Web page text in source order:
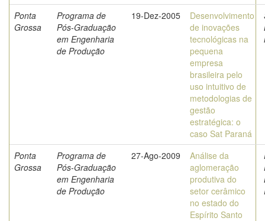
Ponta
Grossa
Programa de
Pós-Graduação
em Engenharia
de Produção
19-Dez-2005
Desenvolvimento
de inovações
tecnológicas na
pequena
empresa
brasileira pelo
uso intuitivo de
metodologias de
gestão
estratégica: o
caso Sat Paraná
Ponta
Grossa
Programa de
Pós-Graduação
em Engenharia
de Produção
27-Ago-2009
Análise da
aglomeração
produtiva do
setor cerâmico
no estado do
Espírito Santo